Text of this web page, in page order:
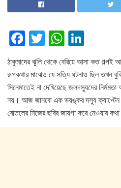
F
a
c
e
b
o
o
T
wi
tt
er
W
h
at
s
A
p
p
n
k
e
dI
n
ঠাকুমাদের ঝুলি থেকে বেরিয়ে আসা কত গল্পই
রূপকথার মাঝেও যে সত্যি ঘটনাও ছিল তখন
সিনেমাতেই না দেখিয়েছে জলদস্যুদের
নয়। আজ জানবো এক ভয়ঙ্কর দস্যু ক্যাপ্টেন
বোতলের নিজের ছবির জায়গা করে নেওয়ার